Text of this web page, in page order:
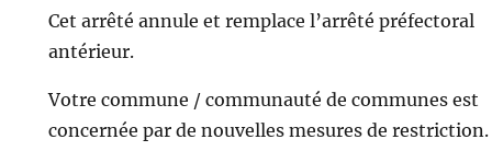
Cet arrêté annule et remplace l’arrêté préfectoral
antérieur.
Votre commune / communauté de communes est
concernée par de nouvelles mesures de restriction.